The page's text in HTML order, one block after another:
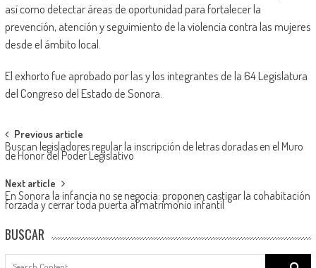
así como detectar áreas de oportunidad para fortalecer la
prevención, atención y seguimiento de la violencia contra las mujeres
desde el ámbito local.
El exhorto fue aprobado por las y los integrantes de la 64 Legislatura
del Congreso del Estado de Sonora.
Post
navigation
Previous article
Buscan legisladores regular la inscripción de letras doradas en el Muro
de Honor del Poder Legislativo
Next article
En Sonora la infancia no se negocia: proponen castigar la cohabitación
forzada y cerrar toda puerta al matrimonio infantil
BUSCAR
Search